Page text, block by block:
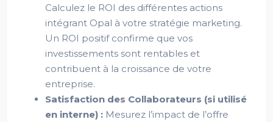
Calculez le ROI des différentes actions
intégrant Opal à votre stratégie marketing.
Un ROI positif confirme que vos
investissements sont rentables et
contribuent à la croissance de votre
entreprise.
Satisfaction des Collaborateurs (si utilisé
en interne) : Mesurez l’impact de l’offre